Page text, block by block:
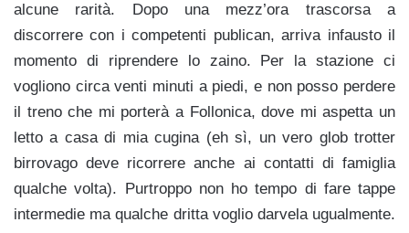
alcune rarità. Dopo una mezz’ora trascorsa a
discorrere con i competenti publican, arriva infausto il
momento di riprendere lo zaino. Per la stazione ci
vogliono circa venti minuti a piedi, e non posso perdere
il treno che mi porterà a Follonica, dove mi aspetta un
letto a casa di mia cugina (eh sì, un vero glob trotter
birrovago deve ricorrere anche ai contatti di famiglia
qualche volta). Purtroppo non ho tempo di fare tappe
intermedie ma qualche dritta voglio darvela ugualmente.